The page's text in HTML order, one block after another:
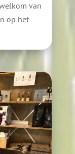
van
op het